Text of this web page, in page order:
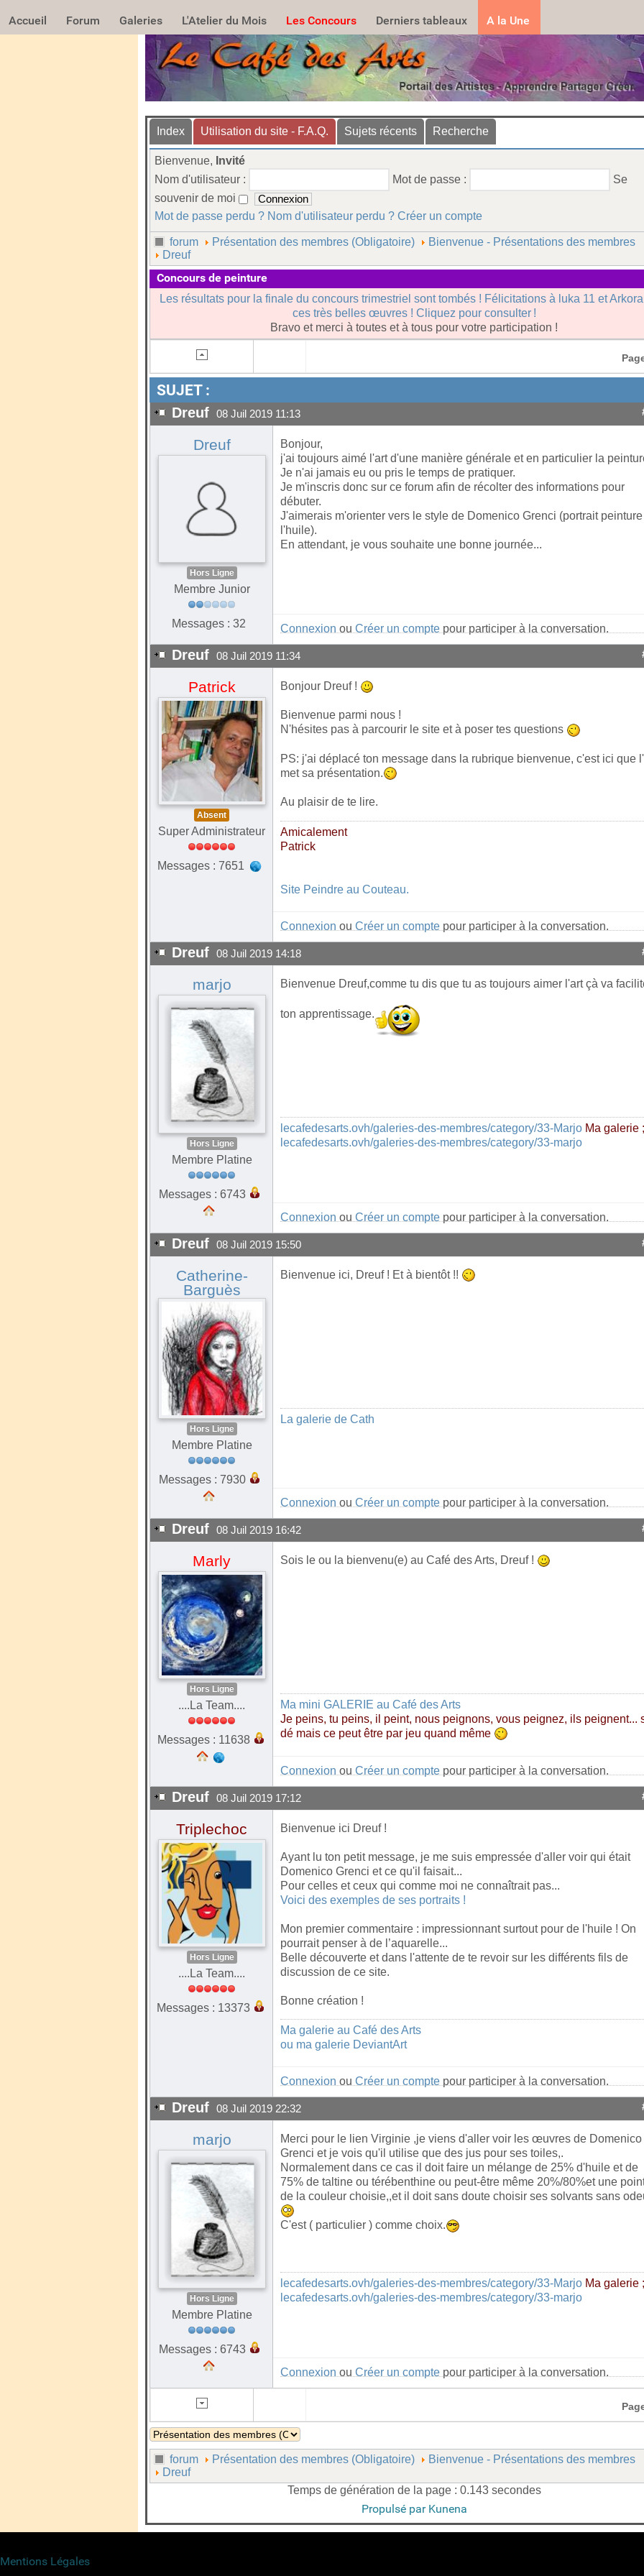
Accueil Forum Galeries L'Atelier du Mois Les Concours Derniers tableaux A la Une
Index Utilisation du site - F.A.Q. Sujets récents Recherche
Bienvenue, Invité
Nom d'utilisateur :
Mot de passe :
Se
souvenir de moi
Mot de passe perdu ? Nom d'utilisateur perdu ? Créer un compte
forum Présentation des membres (Obligatoire)
Bienvenue - Présentations des membres
Dreuf
Concours de peinture
Les résultats pour la finale du concours trimestriel sont tombés ! Félicitations à luka 11 et
ces très belles œuvres ! Cliquez pour consulter !
Bravo et merci à toutes et à tous pour votre participation !
SUJET :
Dreuf 08 Juil 2019 11:13
Dreuf
Hors Ligne
Membre Junior
Messages : 32
Bonjour,
j'ai toujours aimé l'art d'une manière générale et en particulier la
Je n'ai jamais eu ou pris le temps de pratiquer.
Je m'inscris donc sur ce forum afin de récolter des informations pour
débuter.
J'aimerais m'orienter vers le style de Domenico Grenci (portrait peinture
l'huile).
En attendant, je vous souhaite une bonne journée...
Connexion ou Créer un compte pour participer à la conversation.
Dreuf 08 Juil 2019 11:34
Patrick
Absent
Super Administrateur
Messages : 7651
Bonjour Dreuf !
Bienvenue parmi nous !
N'hésites pas à parcourir le site et à poser tes questions
PS: j'ai déplacé ton message dans la rubrique bienvenue, c'est ici que
met sa présentation.
Au plaisir de te lire.
Amicalement
Patrick
Site Peindre au Couteau.
Connexion ou Créer un compte pour participer à la conversation.
Dreuf 08 Juil 2019 14:18
marjo
Hors Ligne
Membre Platine
Messages : 6743
Bienvenue Dreuf,comme tu dis que tu as toujours aimer l'art çà va
ton apprentissage.
lecafedesarts.ovh/galeries-des-membres/category/33-Marjo Ma galerie
lecafedesarts.ovh/galeries-des-membres/category/33-marjo
Connexion ou Créer un compte pour participer à la conversation.
Dreuf 08 Juil 2019 15:50
Catherine-
Barguès
Hors Ligne
Membre Platine
Messages : 7930
Bienvenue ici, Dreuf ! Et à bientôt !!
La galerie de Cath
Connexion ou Créer un compte pour participer à la conversation.
Dreuf 08 Juil 2019 16:42
Marly
Hors Ligne
....La Team....
Messages : 11638
Sois le ou la bienvenu(e) au Café des Arts, Dreuf !
Ma mini GALERIE au Café des Arts
Je peins, tu peins, il peint, nous peignons, vous peignez, ils peignent...
dé mais ce peut être par jeu quand même
Connexion ou Créer un compte pour participer à la conversation.
Dreuf 08 Juil 2019 17:12
Triplechoc
Hors Ligne
....La Team....
Messages : 13373
Bienvenue ici Dreuf !
Ayant lu ton petit message, je me suis empressée d'aller voir qui était
Domenico Grenci et ce qu'il faisait...
Pour celles et ceux qui comme moi ne connaîtrait pas...
Voici des exemples de ses portraits !
Mon premier commentaire : impressionnant surtout pour de l'huile ! On
pourrait penser à de l’aquarelle...
Belle découverte et dans l'attente de te revoir sur les différents fils de
discussion de ce site.
Bonne création !
Ma galerie au Café des Arts
ou ma galerie DeviantArt
Connexion ou Créer un compte pour participer à la conversation.
Dreuf 08 Juil 2019 22:32
marjo
Hors Ligne
Membre Platine
Messages : 6743
Merci pour le lien Virginie ,je viens d'aller voir les œuvres de Domenico
Grenci et je vois qu'il utilise que des jus pour ses toiles,.
Normalement dans ce cas il doit faire un mélange de 25% d'huile et de
75% de taltine ou térébenthine ou peut-être même 20%/80%et une
de la couleur choisie,,et il doit sans doute choisir ses solvants sans
C'est ( particulier ) comme choix.
lecafedesarts.ovh/galeries-des-membres/category/33-Marjo Ma galerie
lecafedesarts.ovh/galeries-des-membres/category/33-marjo
Connexion ou Créer un compte pour participer à la conversation.
forum Présentation des membres (Obligatoire)
Bienvenue - Présentations des membres
Dreuf
Temps de génération de la page : 0.143 secondes
Propulsé par Kunena
Mentions Légales